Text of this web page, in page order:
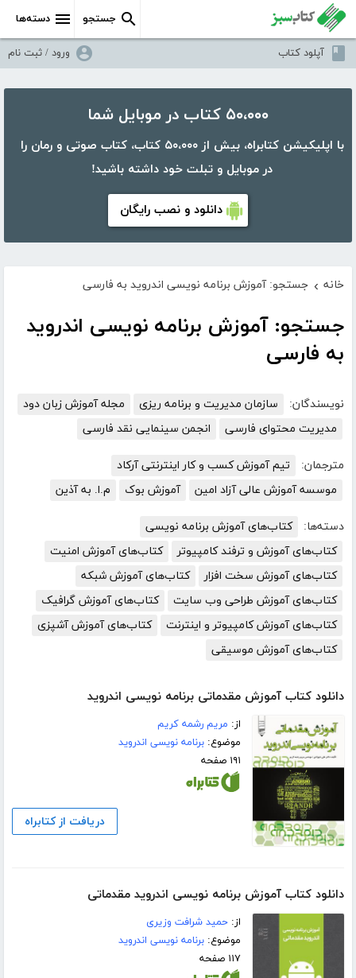
دسته‌ها جستجو
آپلود کتاب ورود / ثبت نام
۵۰،۰۰۰ کتاب در موبایل شما
با اپلیکیشن کتابراه، بیش از ۵۰،۰۰۰ کتاب، کتاب صوتی و رمان را
در موبایل و تبلت خود داشته باشید!
دانلود و نصب رایگان
خانه › جستجو: آموزش برنامه نویسی اندروید به فارسی
جستجو: آموزش برنامه نویسی اندروید
به فارسی
نویسندگان: سازمان مدیریت و برنامه ریزی
مجله آموزش زبان دود
مدیریت محتوای فارسی
انجمن سینمایی نقد فارسی
مترجمان:
تیم آموزش کسب و کار اینترنتی آرکاد
موسسه آموزش عالی آزاد امین
آموزش بوک م.ا. به آذین
دسته‌ها:
کتاب‌های آموزش برنامه نویسی
کتاب‌های آموزش و ترفند کامپیوتر
کتاب‌های آموزش امنیت
کتاب‌های آموزش سخت افزار
کتاب‌های آموزش شبکه
کتاب‌های آموزش طراحی وب سایت
کتاب‌های آموزش گرافیک
کتاب‌های آموزش کامپیوتر و اینترنت
کتاب‌های آموزش آشپزی
کتاب‌های آموزش موسیقی
دانلود کتاب آموزش مقدماتی برنامه نویسی اندروید
از: مریم رشمه کریم
موضوع:برنامه نویسی اندروید
۱۹۱ صفحه
دریافت از کتابراه
دانلود کتاب آموزش برنامه نویسی اندروید مقدماتی
از:حمید شرافت وزیری
موضوع:برنامه نویسی اندروید
۱۱۷ صفحه